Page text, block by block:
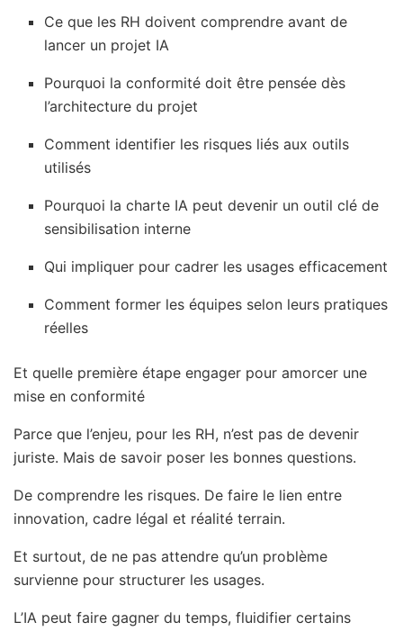
Ce que les RH doivent comprendre avant de
lancer un projet IA
Pourquoi la conformité doit être pensée dès
l’architecture du projet
Comment identifier les risques liés aux outils
utilisés
Pourquoi la charte IA peut devenir un outil clé de
sensibilisation interne
Qui impliquer pour cadrer les usages efficacement
Comment former les équipes selon leurs pratiques
réelles
Et quelle première étape engager pour amorcer une
mise en conformité
Parce que l’enjeu, pour les RH, n’est pas de devenir
juriste. Mais de savoir poser les bonnes questions.
De comprendre les risques. De faire le lien entre
innovation, cadre légal et réalité terrain.
Et surtout, de ne pas attendre qu’un problème
survienne pour structurer les usages.
L’IA peut faire gagner du temps, fluidifier certains